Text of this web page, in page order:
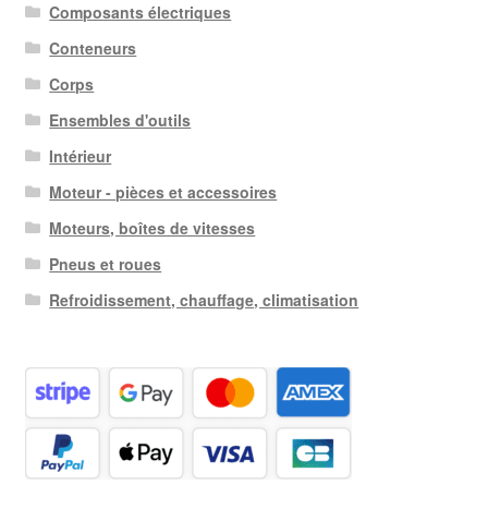
Composants électriques
Conteneurs
Corps
Ensembles d'outils
Intérieur
Moteur - pièces et accessoires
Moteurs, boîtes de vitesses
Pneus et roues
Refroidissement, chauffage, climatisation